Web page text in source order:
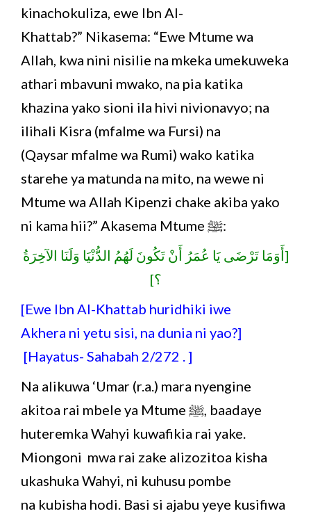
kinachokuliza, ewe Ibn Al-
Khattab?” Nikasema: “Ewe Mtume wa
Allah, kwa nini nisilie na mkeka umekuweka
athari mbavuni mwako, na pia katika
khazina yako sioni ila hivi nivionavyo; na
ilihali Kisra (mfalme wa Fursi) na
(Qaysar mfalme wa Rumi) wako katika
starehe ya matunda na mito, na wewe ni
Mtume wa Allah Kipenzi chake akiba yako
ni kama hii?” Akasema Mtume ﷺ:
[أَوَمَا تَرْضَى يَا عُمَرُ أَنْ تَكُونَ لَهُمُ الدُّنْيَا وَلَنَا الآخِرَةُ
؟]
[Ewe Ibn AI-Khattab huridhiki iwe
Akhera ni yetu sisi, na dunia ni yao?]
[Hayatus- Sahabah 2/272 . ]
Na alikuwa ‘Umar (r.a.) mara nyengine
akitoa rai mbele ya Mtume ﷺ, baadaye
huteremka Wahyi kuwafikia rai yake.
Miongoni mwa rai zake alizozitoa kisha
ukashuka Wahyi, ni kuhusu pombe
na kubisha hodi. Basi si ajabu yeye kusifiwa